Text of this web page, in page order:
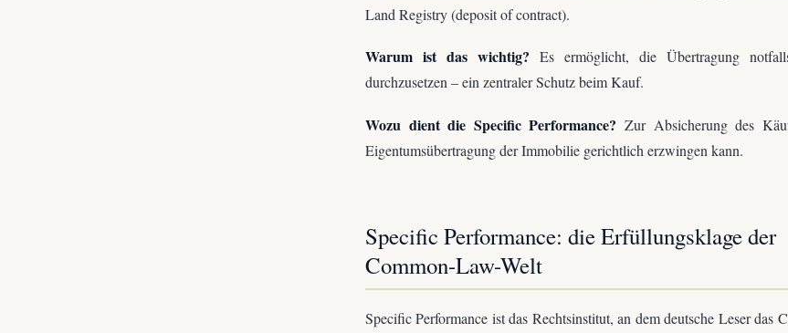
Land Registry (deposit of contract).
Warum ist das wichtig? Es ermöglicht, die Übertragung
durchzusetzen – ein zentraler Schutz beim Kauf.
Wozu dient die Specific Performance? Zur Absicherung des
Eigentumsübertragung der Immobilie gerichtlich erzwingen kann.
Specific Performance: die Erfüllungsklage der
Common-Law-Welt
Specific Performance ist das Rechtsinstitut, an dem deutsche Leser das